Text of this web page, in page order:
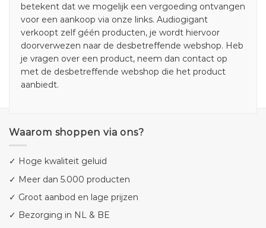
betekent dat we mogelijk een vergoeding ontvangen
voor een aankoop via onze links. Audiogigant
verkoopt zelf géén producten, je wordt hiervoor
doorverwezen naar de desbetreffende webshop. Heb
je vragen over een product, neem dan contact op
met de desbetreffende webshop die het product
aanbiedt.
Waarom shoppen via ons?
✓ Hoge kwaliteit geluid
✓ Meer dan 5.000 producten
✓ Groot aanbod en lage prijzen
✓ Bezorging in NL & BE